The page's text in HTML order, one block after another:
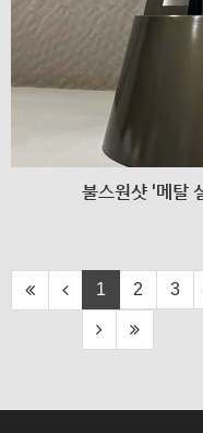
불스원샷 '메탈
1 2 3